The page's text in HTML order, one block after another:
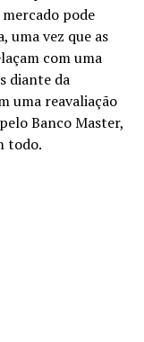
pode
uma vez que as
com uma
diante da
uma reavaliação
Banco Master,
todo.